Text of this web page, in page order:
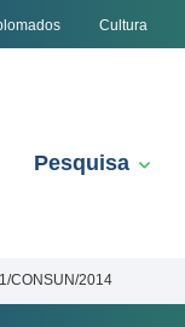
Cultura
Pesquisa
CONSUN/2014